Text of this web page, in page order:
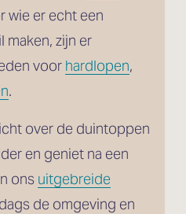
wie er echt een
maken, zijn er
voor hardlopen
.
over de duintoppen
ons uitgebreide
de omgeving en